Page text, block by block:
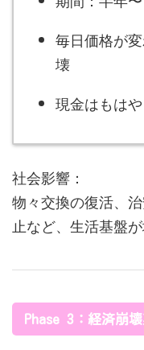
毎日価格が
壊
現金はもは
社会影響：
物々交換の復活、
止など、生活基盤が
Phase 3：経済崩壊